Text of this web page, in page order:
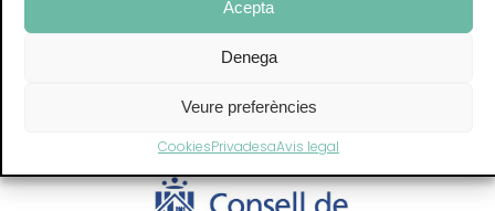
Acepta
Denega
Veure preferències
CookiesPrivadesaAvis legal